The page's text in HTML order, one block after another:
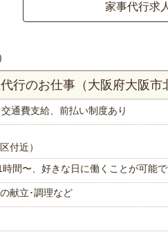
家事代行求
行のお仕事（大阪府大阪市
交通費支給、前払い制度あり
付近）
間〜、好きな日に働くことが可能
献立･調理など